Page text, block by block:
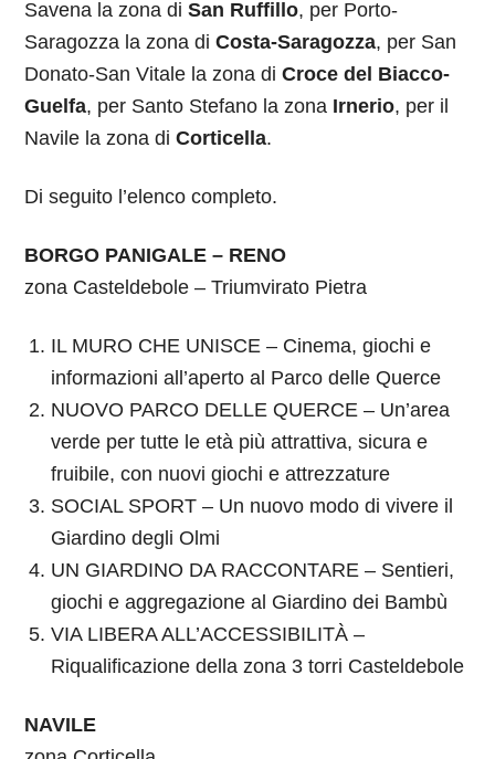
Savena la zona diSan Ruffillo, per Porto-
Saragozza la zona diCosta-Saragozza, per San
Donato-San Vitale la zona diCroce del Biacco-
Guelfa, per Santo Stefano la zona Irnerio, per il
Navile la zona diCorticella.
Di seguito l’elenco completo.
BORGO PANIGALE – RENO
zona Casteldebole – Triumvirato Pietra
IL MURO CHE UNISCE – Cinema, giochi e
informazioni all’aperto al Parco delle Querce
NUOVO PARCO DELLE QUERCE – Un’area
verde per tutte le età più attrattiva, sicura e
fruibile, con nuovi giochi e attrezzature
SOCIAL SPORT – Un nuovo modo di vivere il
Giardino degli Olmi
UN GIARDINO DA RACCONTARE – Sentieri,
giochi e aggregazione al Giardino dei Bambù
VIA LIBERA ALL’ACCESSIBILITÀ –
Riqualificazione della zona 3 torri Casteldebole
NAVILE